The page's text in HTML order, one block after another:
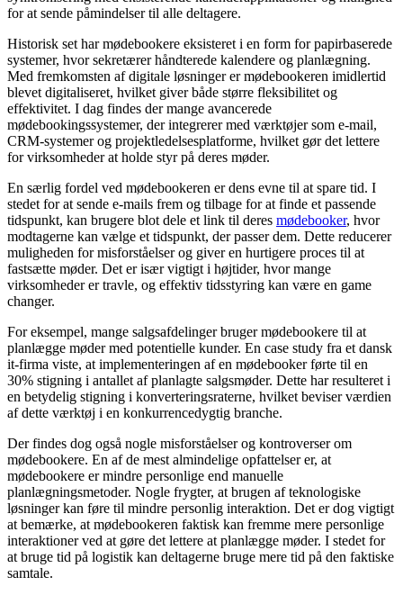
for at sende påmindelser til alle deltagere.
Historisk set har mødebookere eksisteret i en form for papirbaserede
systemer, hvor sekretærer håndterede kalendere og planlægning.
Med fremkomsten af digitale løsninger er mødebookeren imidlertid
blevet digitaliseret, hvilket giver både større fleksibilitet og
effektivitet. I dag findes der mange avancerede
mødebookingssystemer, der integrerer med værktøjer som e-mail,
CRM-systemer og projektledelsesplatforme, hvilket gør det lettere
for virksomheder at holde styr på deres møder.
En særlig fordel ved mødebookeren er dens evne til at spare tid. I
stedet for at sende e-mails frem og tilbage for at finde et passende
tidspunkt, kan brugere blot dele et link til deres mødebooker, hvor
modtagerne kan vælge et tidspunkt, der passer dem. Dette reducerer
muligheden for misforståelser og giver en hurtigere proces til at
fastsætte møder. Det er især vigtigt i højtider, hvor mange
virksomheder er travle, og effektiv tidsstyring kan være en game
changer.
For eksempel, mange salgsafdelinger bruger mødebookere til at
planlægge møder med potentielle kunder. En case study fra et dansk
it-firma viste, at implementeringen af en mødebooker førte til en
30% stigning i antallet af planlagte salgsmøder. Dette har resulteret i
en betydelig stigning i konverteringsraterne, hvilket beviser værdien
af dette værktøj i en konkurrencedygtig branche.
Der findes dog også nogle misforståelser og kontroverser om
mødebookere. En af de mest almindelige opfattelser er, at
mødebookere er mindre personlige end manuelle
planlægningsmetoder. Nogle frygter, at brugen af teknologiske
løsninger kan føre til mindre personlig interaktion. Det er dog vigtigt
at bemærke, at mødebookeren faktisk kan fremme mere personlige
interaktioner ved at gøre det lettere at planlægge møder. I stedet for
at bruge tid på logistik kan deltagerne bruge mere tid på den faktiske
samtale.